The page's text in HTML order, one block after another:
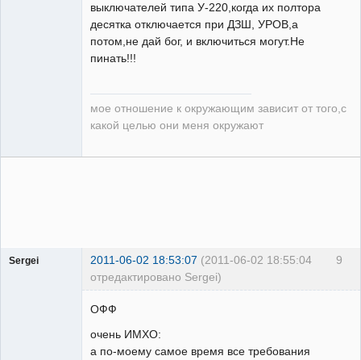
выключателей типа У-220,когда их полтора
десятка отключается при ДЗШ, УРОВ,а
потом,не дай бог, и включиться могут.Не
пинать!!!
мое отношение к окружающим зависит от того,с
какой целью они меня окружают
9
Sergei 2011-06-02 18:53:07 (2011-06-02 18:55:04
отредактировано Sergei)
ОФФ
очень ИМХО:
а по-моему самое время все требования